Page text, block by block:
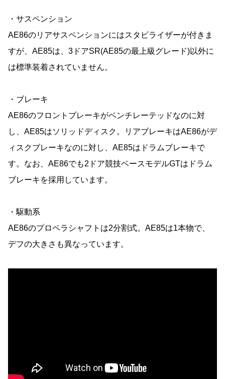
・サスペンション
AE86のリアサスペンションにはスタビライザーが付きま
すが、AE85は、3ドアSR(AE85の最上級グレード)以外に
は標準装着されていません。
・ブレーキ
AE86のフロントブレーキがベンチレーテッドなのに対
し、AE85はソリッドディスク。リアブレーキはAE86がデ
ィスクブレーキなのに対し、AE85はドラムブレーキで
す。なお、AE86でも2ドア競技ベースモデルGTはドラム
ブレーキを採用しています。
・駆動系
AE86のプロペラシャフトは2分割式。AE85は1本物で、
デフの大きさも異なっています。